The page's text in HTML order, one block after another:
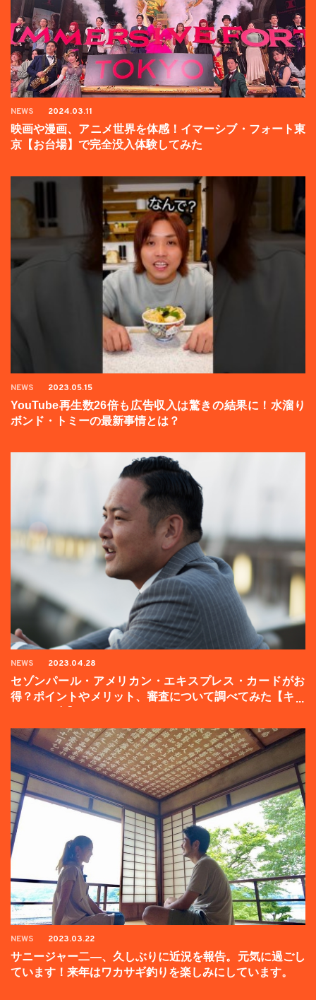
NEWS 2024.03.11
映画や漫画、アニメ世界を体感！イマーシブ・フォート東
京【お台場】で完全没入体験してみた
NEWS 2023.05.15
YouTube再生数26倍も広告収入は驚きの結果に！水溜り
ボンド・トミーの最新事情とは？
NEWS 2023.04.28
セゾンパール・アメリカン・エキスプレス・カードがお
得？ポイントやメリット、審査について調べてみた【キャ
NEWS 2023.03.22
サニージャー二―、久しぶりに近況を報告。元気に過ごし
ています！来年はワカサギ釣りを楽しみにしています。